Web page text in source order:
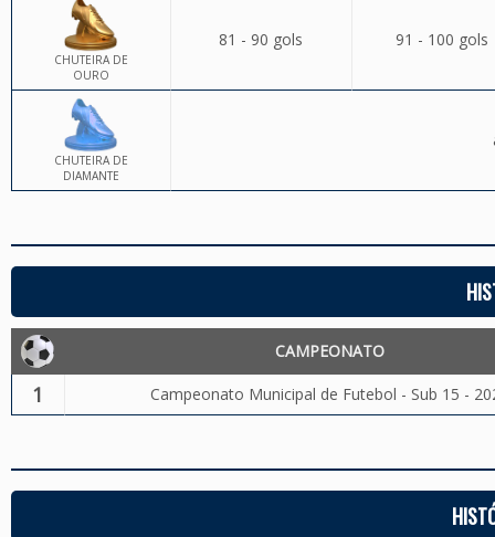
CHUTEIRA DE
OURO
81 - 90 gols 91 - 100 gols
CHUTEIRA DE
DIAMANTE
CAMPEONATO
1 Campeonato Municipal de Futebol - Sub 15 -